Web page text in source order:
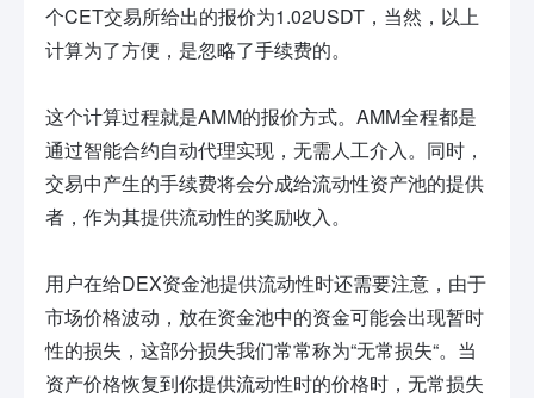
个CET交易所给出的报价为1.02USDT，当然，以上
计算为了方便，是忽略了手续费的。
这个计算过程就是AMM的报价方式。AMM全程都是
通过智能合约自动代理实现，无需人工介入。同时，
交易中产生的手续费将会分成给流动性资产池的提供
者，作为其提供流动性的奖励收入。
用户在给DEX资金池提供流动性时还需要注意，由于
市场价格波动，放在资金池中的资金可能会出现暂时
性的损失，这部分损失我们常常称为“无常损失“。当
资产价格恢复到你提供流动性时的价格时，无常损失